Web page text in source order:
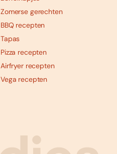
Abonneren
Zomerse gerechten
BBQ recepten
Tapas
Pizza recepten
Airfryer recepten
Vega recepten